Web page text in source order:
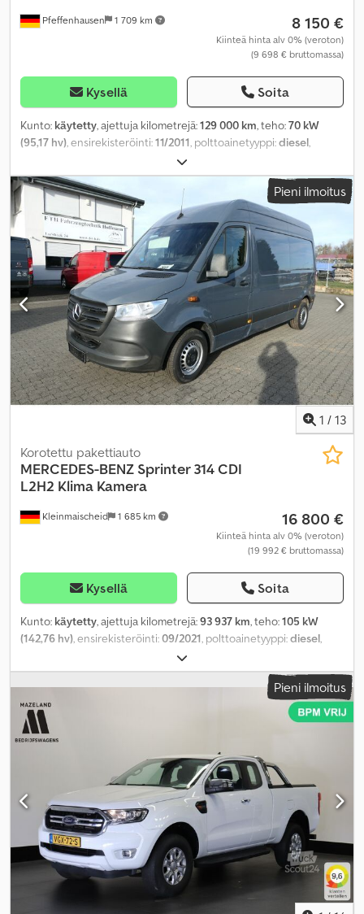
Pfeffenhausen 1 709 km 8 150 €
Kiinteä hinta alv 0% (veroton)
(9 698 € bruttomassa)
Kysellä Soita
Kunto: käytetty, ajettuja kilometrejä:129 000 km, teho:70 kW
(95,17 hv) , ensirekisteröinti:11/2011 , polttoainetyyppi:diesel
keltainen
automaattinen, päästöluokka:Euro 5, istuimien määrä:2,
kuormatilan tilavuus:17 m³ , kuormatilan pituus: 4 400 mm,
lastitilan leveys:
2 000 mm , kuormatilan korkeus:2 000 mm
Varusteet:ABS, elektroninen ajonvakautusjärjestelmä (ESP),
keskuslukitus, noesuodatin
Pieni ilmoitus
1 / 13
Kleinmaischeid 1 685 km
Korotettu pakettiauto
MERCEDES-BENZ Sprinter 314 CDI
L2H2 Klima Kamera
16 800 €
Kiinteä hinta alv 0% (veroton)
(19 992 € bruttomassa)
Kysellä Soita
Kunto: käytetty, ajettuja kilometrejä:93 937 km, teho:105 kW
(142,76 hv), ensirekisteröinti:09/2021, polttoainetyyppi:diesel,
harmaa
kuormatilan pituus:3 300 mm, lastitilan leveys:1 800 mm,
kuormatilan korkeus:1 900 mm, Varusteet:ABS, ilmastointi,
noesuodatin
Pieni ilmoitus